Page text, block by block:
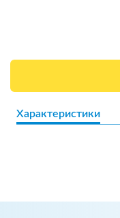
Характеристики